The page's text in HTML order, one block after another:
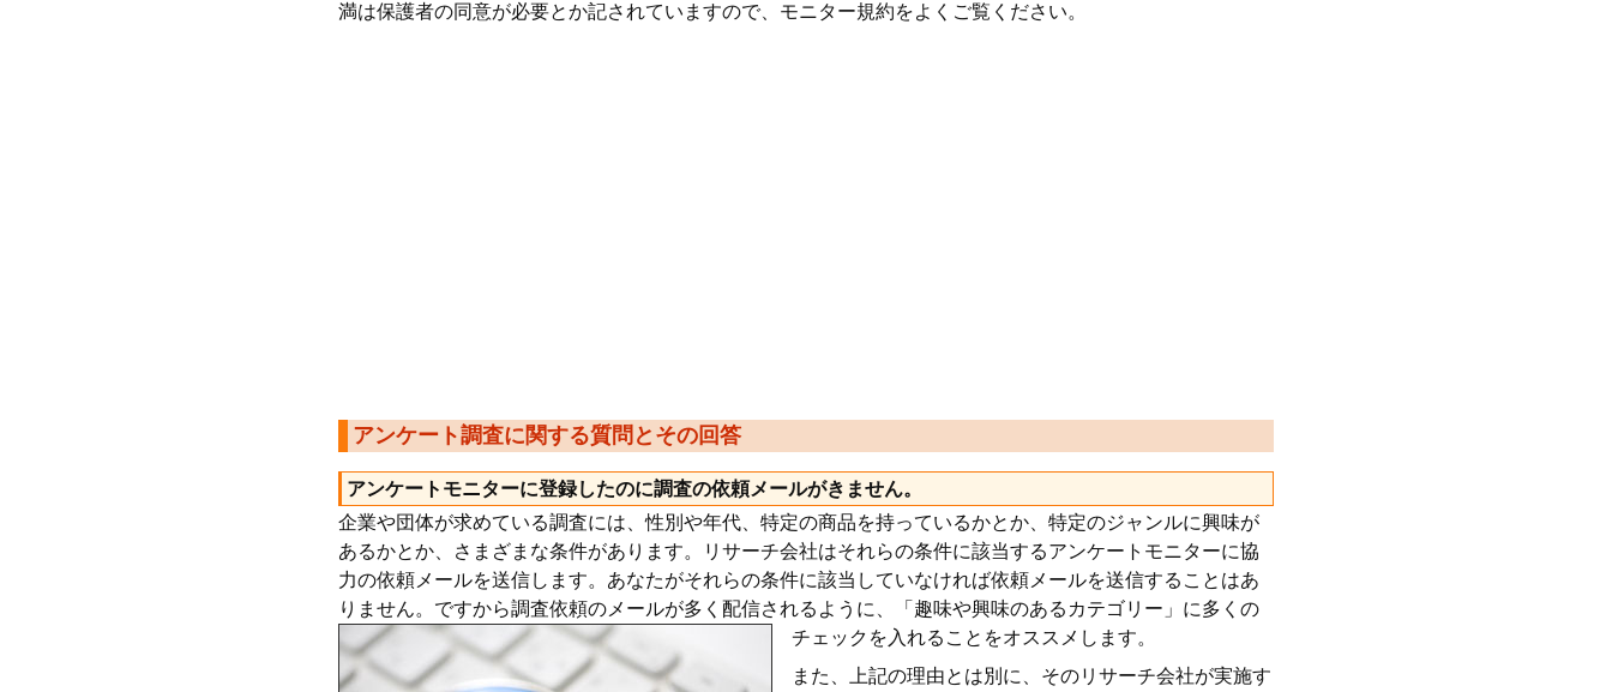
満は保護者の同意が必要とか記されていますので、モニター規約をよくご覧ください。
アンケート調査に関する質問とその回答
アンケートモニターに登録したのに調査の依頼メールがきません。
企業や団体が求めている調査には、性別や年代、特定の商品を持っているかとか、特定のジャンルに興味が
あるかとか、さまざまな条件があります。リサーチ会社はそれらの条件に該当するアンケートモニターに協
力の依頼メールを送信します。あなたがそれらの条件に該当していなければ依頼メールを送信することはあ
りません。ですから調査依頼のメールが多く配信されるように、「趣味や興味のあるカテゴリー」に多くの
チェックを入れることをオススメします。
また、上記の理由とは別に、そのリサーチ会社が実施す